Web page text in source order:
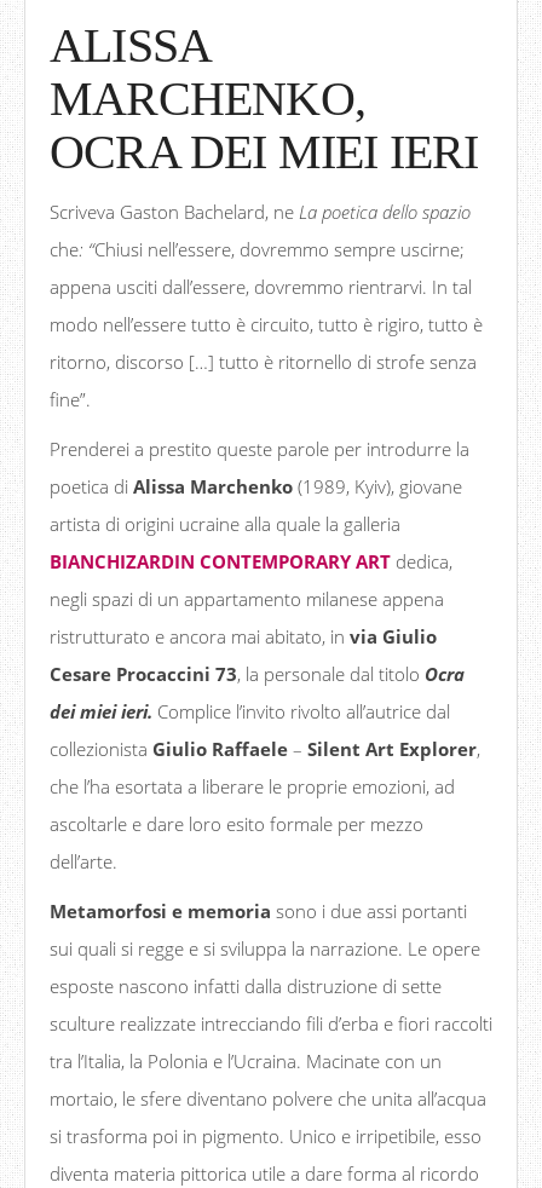
ALISSA
MARCHENKO,
OCRA DEI MIEI IERI
Scriveva Gaston Bachelard, ne La poetica dello spazio
che: “Chiusi nell’essere, dovremmo sempre uscirne;
appena usciti dall’essere, dovremmo rientrarvi. In tal
modo nell’essere tutto è circuito, tutto è rigiro, tutto è
ritorno, discorso […] tutto è ritornello di strofe senza
fine”.
Prenderei a prestito queste parole per introdurre la
poetica di Alissa Marchenko (1989, Kyiv), giovane
artista di origini ucraine alla quale la galleria
BIANCHIZARDIN CONTEMPORARY ART dedica,
negli spazi di un appartamento milanese appena
ristrutturato e ancora mai abitato, in via Giulio
Cesare Procaccini 73, la personale dal titolo Ocra
dei miei ieri. Complice l’invito rivolto all’autrice dal
collezionista Giulio Raffaele – Silent Art Explorer,
che l’ha esortata a liberare le proprie emozioni, ad
ascoltarle e dare loro esito formale per mezzo
dell’arte.
Metamorfosi e memoria sono i due assi portanti
sui quali si regge e si sviluppa la narrazione. Le opere
esposte nascono infatti dalla distruzione di sette
sculture realizzate intrecciando fili d’erba e fiori raccolti
tra l’Italia, la Polonia e l’Ucraina. Macinate con un
mortaio, le sfere diventano polvere che unita all’acqua
si trasforma poi in pigmento. Unico e irripetibile, esso
diventa materia pittorica utile a dare forma al ricordo